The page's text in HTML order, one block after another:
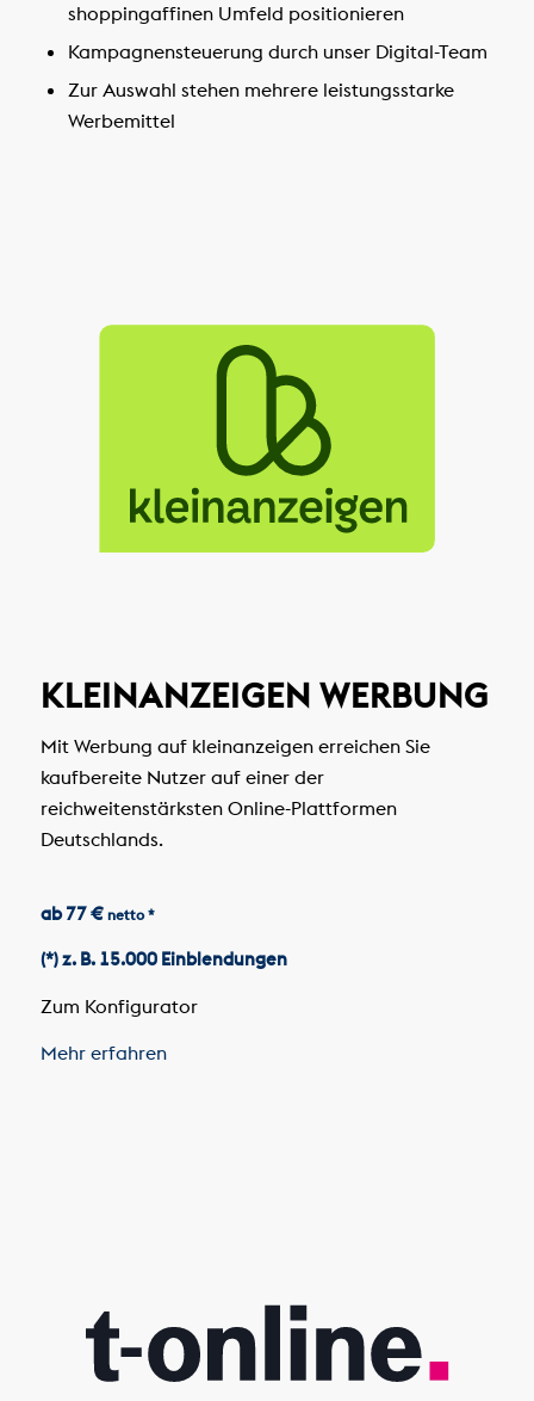
shoppingaffinen Umfeld positionieren
Kampagnensteuerung durch unser Digital-Team
Zur Auswahl stehen mehrere leistungsstarke
Werbemittel
KLEINANZEIGEN WERBUNG
Mit Werbung auf kleinanzeigen erreichen Sie
kaufbereite Nutzer auf einer der
reichweitenstärksten Online-Plattformen
Deutschlands.
ab 77 € netto *
(*) z. B. 15.000 Einblendungen
Zum Konfigurator
Mehr erfahren